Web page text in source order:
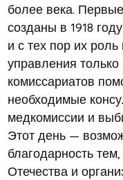
более века.
созданы в 1918
и с тех пор их
управления
комиссариатов
необходимые
медкомиссии и
Этот день —
благодарность
Отечества и